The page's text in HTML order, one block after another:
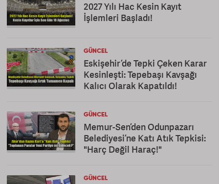
2027 Yılı Hac Kesin Kayıt
İşlemleri Başladı!
GÜNCEL
Eskişehir’de Tepki Çeken Karar
Kesinleşti: Tepebaşı Kavşağı
Kalıcı Olarak Kapatıldı!
GÜNCEL
Memur-Sen’den Odunpazarı
Belediyesi’ne Katı Atık Tepkisi:
"Harç Değil Haraç!"
GÜNCEL